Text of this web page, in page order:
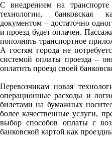
С внедрением на транспорте
технологии, банковская
документом – достаточно
и проезд будет оплачен.
пополнять транспортное
А гостям города не
системой оплаты проезда –
оплатить проезд своей
Перевозчикам новая
операционные расходы и
билетами на бумажных
более качественные услуги,
выбор способов оплаты с
банковской картой как